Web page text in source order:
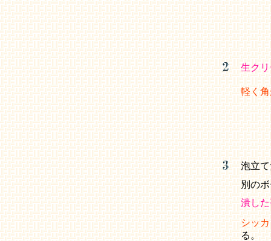
生ク
軽く
泡立
別の
潰し
シッ
る。